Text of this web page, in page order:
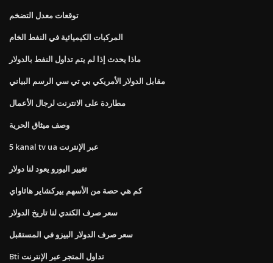
توقعات معدل التضخم
المركبات الكيميائية في النفط الخام
ماذا يحدث إذا لم يتم تداول النفط بالدولار
مقابل الدولار الأمريكي بي تي سي الرسم البياني
مطاردة على الانترنت لرجال الأعمال
وصف ميثاق الحرية
5 kanal tv ua عبر الإنترنت
تغيير اليورو يعود لنا دولار
كم هي حصة من الأسهم بيركشاير هاثاواي
سعر صرف الكندي لنا تاريخ الدولار
سعر صرف الدولار البيزو في المستقبل
Bti تداول المتجر عبر الإنترنت